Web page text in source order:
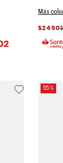
Más
$2490$
55 %